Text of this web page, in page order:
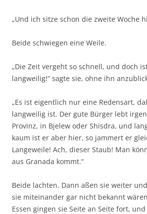
„Und ich sitze schon die zweite Woche
Beide schwiegen eine Weile.
„Die Zeit vergeht so schnell, und doch
langweilig!“ sagte sie, ohne ihn
„Es ist eigentlich nur eine Redensart,
langweilig ist. Der gute Bürger lebt
Provinz, in Bjelew oder Shisdra, und
kaum ist er aber hier, so jammert er
Langeweile! Ach, dieser Staub! Man
aus Granada kommt.“
Beide lachten. Dann aßen sie weiter
sie miteinander gar nicht bekannt
Essen gingen sie Seite an Seite fort,